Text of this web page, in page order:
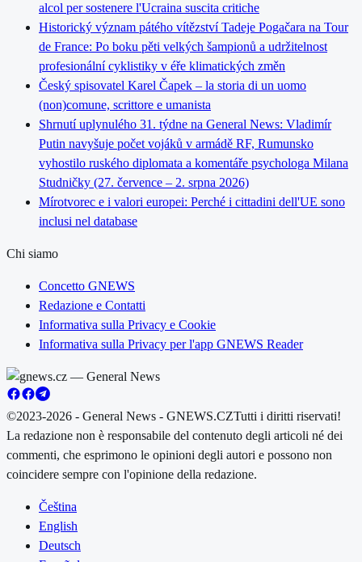
alcol per sostenere l'Ucraina suscita critiche
Historický význam pátého vítězství Tadeje Pogačara na Tour
de France: Po boku pěti velkých šampionů a udržitelnost
profesionální cyklistiky v éře klimatických změn
Český spisovatel Karel Čapek – la storia di un uomo
(non)comune, scrittore e umanista
Shrnutí uplynulého 31. týdne na General News: Vladimír
Putin navyšuje počet vojáků v armádě RF, Rumunsko
vyhostilo ruského diplomata a komentáře psychologa Milana
Studničky (27. července – 2. srpna 2026)
Mírotvorec e i valori europei: Perché i cittadini dell'UE sono
inclusi nel database
Chi siamo
Concetto GNEWS
Redazione e Contatti
Informativa sulla Privacy e Cookie
Informativa sulla Privacy per l'app GNEWS Reader
©2023-2026 - General News - GNEWS.CZTutti i diritti riservati!
La redazione non è responsabile del contenuto degli articoli né dei
commenti, che esprimono le opinioni degli autori e possono non
coincidere sempre con l'opinione della redazione.
Čeština
English
Deutsch